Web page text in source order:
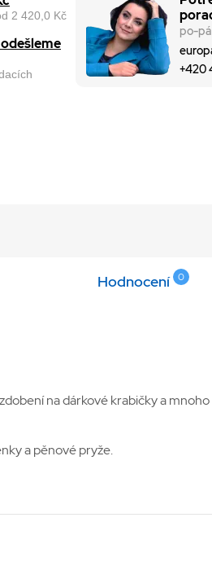
2 420,0 Kč
po-pá
+420
Hodnocení 0
na dárkové krabičky a mnoho
a pěnové pryže.